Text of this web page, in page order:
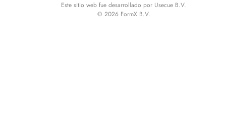
Este sitio web fue desarrollado por Usecue B.V.
© 2026 FormX B.V.